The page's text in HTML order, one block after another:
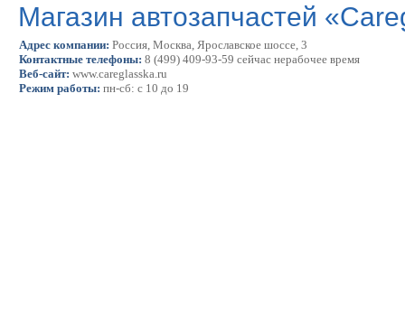
Магазин автозапчастей
Адрес компании: Россия, Москва, Ярославское шоссе, 3
Контактные телефоны: 8 (499) 409-93-59 сейчас нерабочее время
Веб-сайт: www.careglasska.ru
Режим работы: пн-сб: с 10 до 19